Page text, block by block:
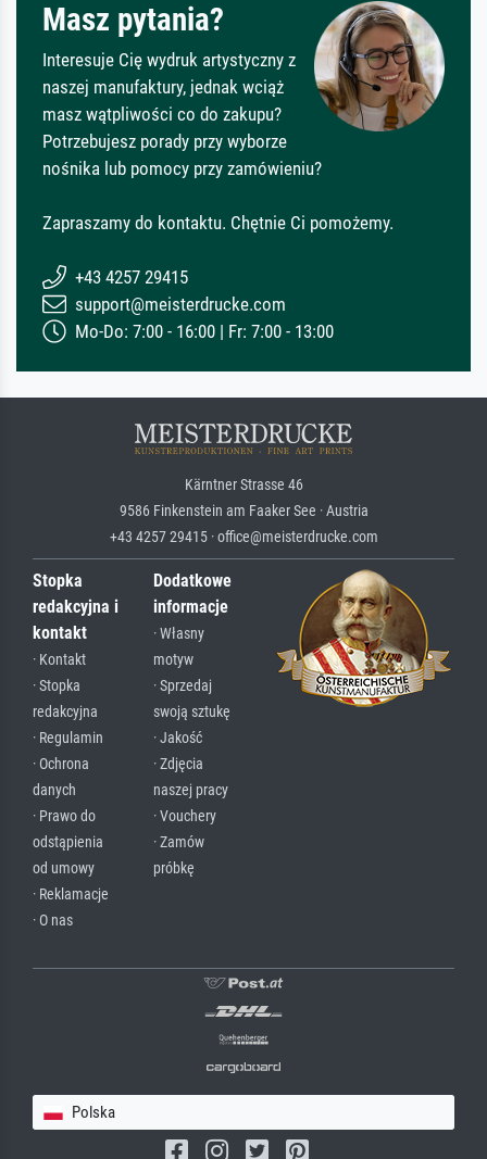
Masz pytania?
Interesuje Cię wydruk artystyczny z
naszej manufaktury, jednak wciąż
masz wątpliwości co do zakupu?
Potrzebujesz porady przy wyborze
nośnika lub pomocy przy zamówieniu?
Zapraszamy do kontaktu. Chętnie Ci pomożemy.
+43 4257 29415
support@meisterdrucke.com
Mo-Do: 7:00 - 16:00 | Fr: 7:00 - 13:00
Kärntner Strasse 46
9586 Finkenstein am Faaker See · Austria
+43 4257 29415 · office@meisterdrucke.com
Stopka
redakcyjna i
kontakt
· Kontakt
· Stopka
redakcyjna
· Regulamin
· Ochrona
danych
· Prawo do
odstąpienia
od umowy
· Reklamacje
· O nas
Dodatkowe
informacje
· Własny
motyw
· Sprzedaj
swoją sztukę
· Jakość
· Zdjęcia
naszej pracy
· Vouchery
· Zamów
próbkę
Polska